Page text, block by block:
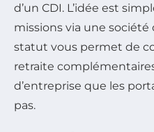
d’un CDI. L’idée est
missions via une
statut vous permet de
retraite
d’entreprise que les
pas.